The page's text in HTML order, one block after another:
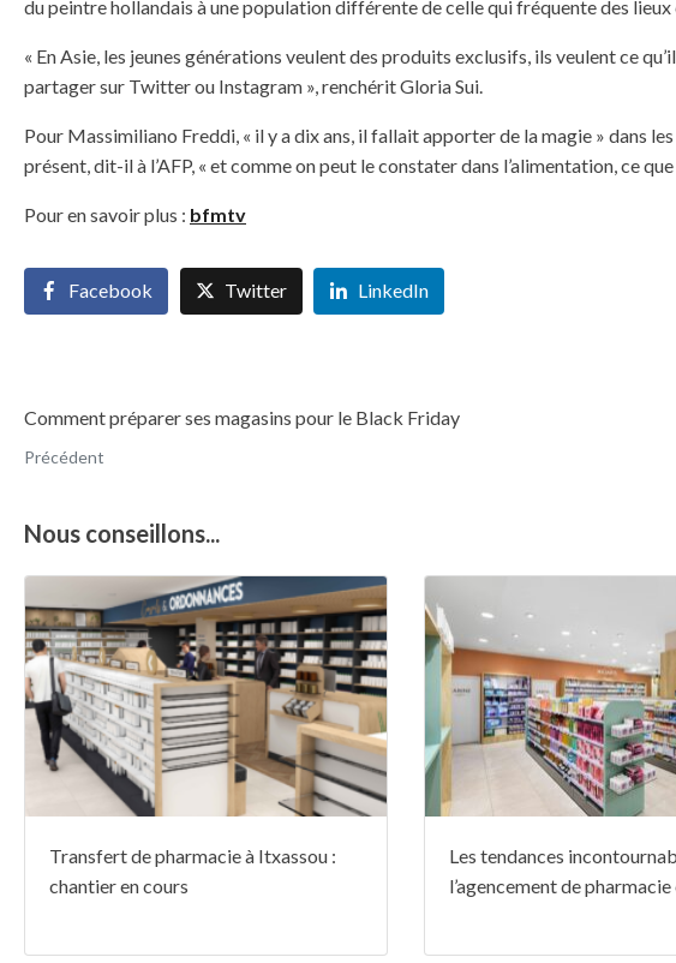
du peintre hollandais à une population différente de celle qui fréquente des
« En Asie, les jeunes générations veulent des produits exclusifs, ils veulent ce
partager sur Twitter ou Instagram », renchérit Gloria Sui.
Pour Massimiliano Freddi, « il y a dix ans, il fallait apporter de la magie » dans
présent, dit-il à l’AFP, « et comme on peut le constater dans l’alimentation, ce
Pour en savoir plus : bfmtv
Facebook Twitter LinkedIn
Comment préparer ses magasins pour le Black Friday
Précédent
Nous conseillons...
Transfert de pharmacie à Itxassou :
chantier en cours
Les tendances
l’agencement de